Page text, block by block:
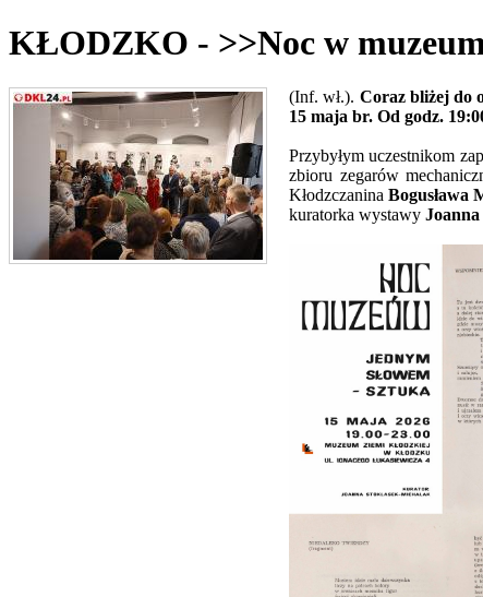
KŁODZKO - >>Noc w
(Inf. wł.). Coraz bliżej do
15 maja br. Od godz.
Przybyłym uczestnikom
zbioru zegarów
Kłodzczanina Bogusława
kuratorka wystawy